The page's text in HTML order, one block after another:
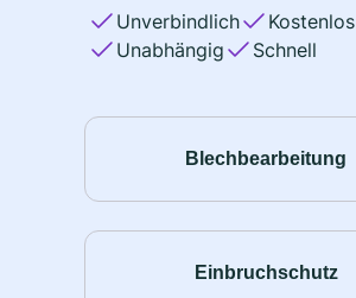
Unverbindlich
Kostenlos
Unabhängig
Schnell
Blechbearbeitung
Einbruchschutz